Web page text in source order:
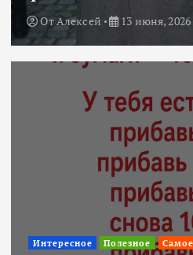
ОтАлексей 13 июня, 2026
Интересное Полезное